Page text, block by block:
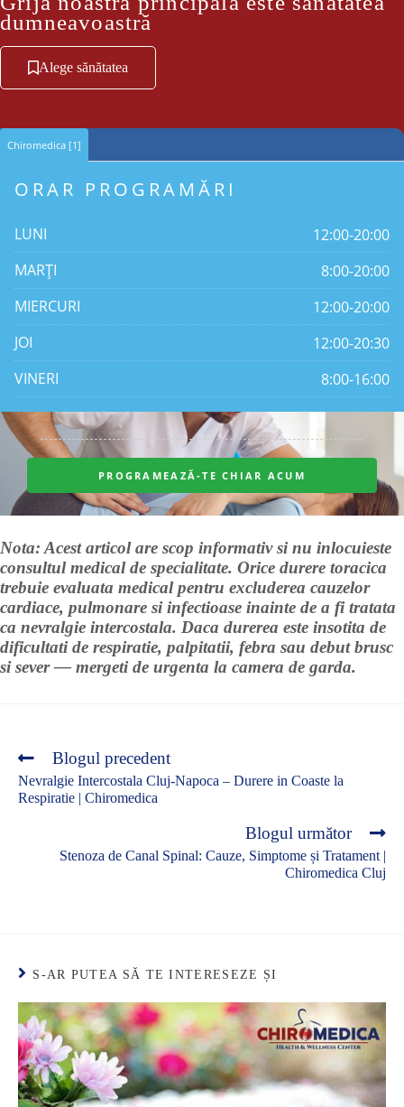
dumneavoastră
Alege sănătatea
Nota: Acest articol are scop informativ si nu inlocuieste
consultul medical de specialitate. Orice durere toracica
trebuie evaluata medical pentru excluderea cauzelor
cardiace, pulmonare si infectioase inainte de a fi tratata
ca nevralgie intercostala. Daca durerea este insotita de
dificultati de respiratie, palpitatii, febra sau debut brusc
si sever — mergeti de urgenta la camera de garda.
Blogul precedent
Nevralgie Intercostala Cluj-Napoca – Durere in Coaste la
Respiratie | Chiromedica
Blogul următor
Stenoza de Canal Spinal: Cauze, Simptome și Tratament |
Chiromedica Cluj
S-AR PUTEA SĂ TE INTERESEZE ȘI